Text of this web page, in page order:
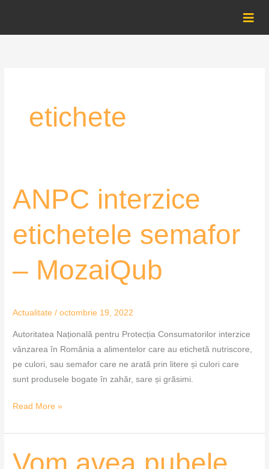
content
etichete
ANPC interzice
etichetele semafor
– MozaiQub
Actualitate /octombrie 19, 2022
Autoritatea Națională pentru Protecția Consumatorilor interzice
vânzarea în România a alimentelor care au etichetă nutriscore,
pe culori, sau semafor care ne arată prin litere și culori care
sunt produsele bogate în zahăr, sare și grăsimi.
ANPC
interzice
semafor
MozaiQub
Read More »
Vom